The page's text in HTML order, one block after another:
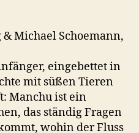
Michael Schoemann,
eingebettet in
mit süßen Tieren
Manchu ist ein
das ständig Fragen
wohin der Fluss